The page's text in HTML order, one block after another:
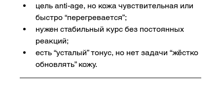
цель anti-age, но кожа чувствительная или
быстро “перегревается”;
нужен стабильный курс без постоянных
реакций;
есть “усталый” тонус, но нет задачи “жёстко
обновлять” кожу.